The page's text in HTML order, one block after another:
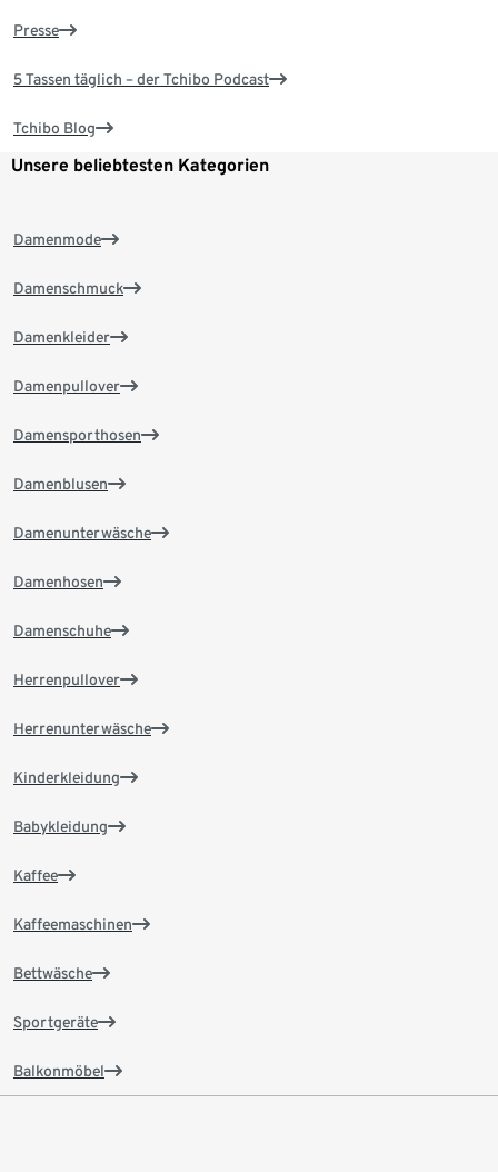
Presse
5 Tassen täglich – der Tchibo Podcast
Tchibo Blog
Unsere beliebtesten Kategorien
Damenmode
Damenschmuck
Damenkleider
Damenpullover
Damensporthosen
Damenblusen
Damenunterwäsche
Damenhosen
Damenschuhe
Herrenpullover
Herrenunterwäsche
Kinderkleidung
Babykleidung
Kaffee
Kaffeemaschinen
Bettwäsche
Sportgeräte
Balkonmöbel